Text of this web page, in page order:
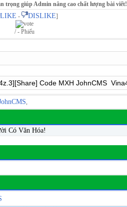
trọng giúp Admin nâng cao chất lượng bài viết!
LIKE - DISLIKE]
/ - Phiếu
,
Có Văn Hóa!